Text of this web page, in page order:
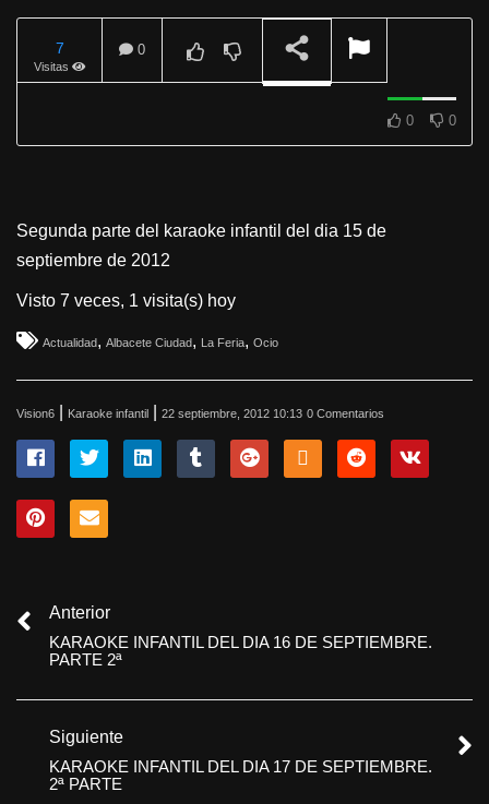
7
Visitas
0
0 0
Segunda parte del karaoke infantil del dia 15 de
septiembre de 2012
Visto 7 veces, 1 visita(s) hoy
Actualidad, Albacete Ciudad, La Feria, Ocio
Vision6 Karaoke infantil 22 septiembre, 2012 10:13 0 Comentarios
Anterior
KARAOKE INFANTIL DEL DIA 16 DE SEPTIEMBRE.
PARTE 2ª
Siguiente
KARAOKE INFANTIL DEL DIA 17 DE SEPTIEMBRE.
2ª PARTE